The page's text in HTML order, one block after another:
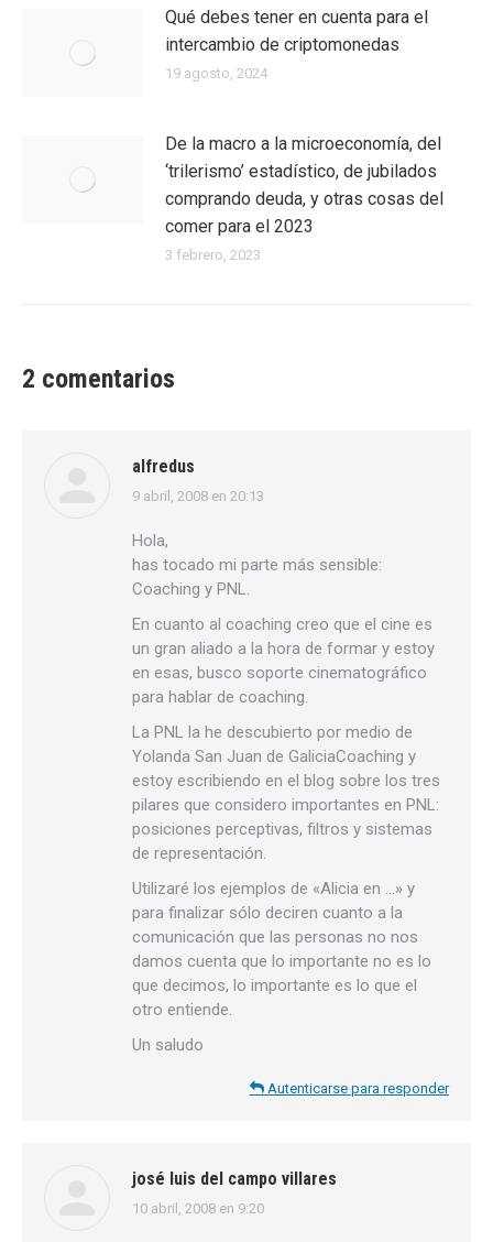
Qué debes tener en cuenta para el
intercambio de criptomonedas
19 agosto, 2024
De la macro a la microeconomía, del
‘trilerismo’ estadístico, de jubilados
comprando deuda, y otras cosas del
comer para el 2023
3 febrero, 2023
2 comentarios
alfredus
dice:
9 abril, 2008 en 20:13
Hola,
has tocado mi parte más sensible:
Coaching y PNL.
En cuanto al coaching creo que el cine es
un gran aliado a la hora de formar y estoy
en esas, busco soporte cinematográfico
para hablar de coaching.
La PNL la he descubierto por medio de
Yolanda San Juan de GaliciaCoaching y
estoy escribiendo en el blog sobre los tres
pilares que considero importantes en PNL:
posiciones perceptivas, filtros y sistemas
de representación.
Utilizaré los ejemplos de «Alicia en …» y
para finalizar sólo deciren cuanto a la
comunicación que las personas no nos
damos cuenta que lo importante no es lo
que decimos, lo importante es lo que el
otro entiende.
Un saludo
Autenticarse para responder
josé luis del campo villares
dice:
10 abril, 2008 en 9:20